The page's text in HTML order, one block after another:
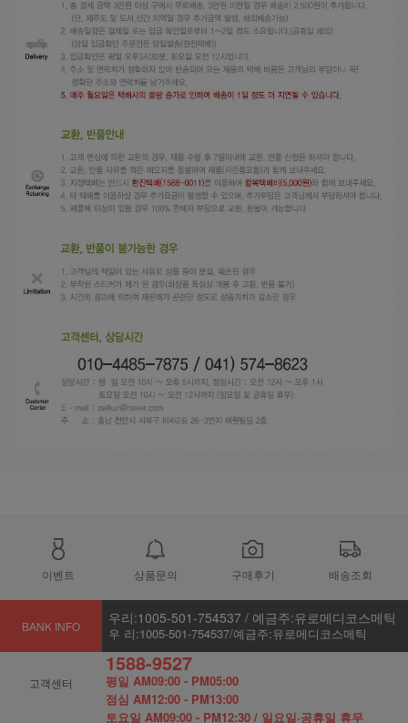
이벤트 상품문의 구매후기 배송조회
BANK INFO 우리:1005-501-754537 / 예금주:유로메디코스메틱
우 리:1005-501-754537/예금주:유로메디코스메틱
고객센터
1588-9527
평일 AM09:00 - PM05:00
점심 AM12:00 - PM13:00
토요일 AM09:00 - PM12:30 / 일요일·공휴일 휴무